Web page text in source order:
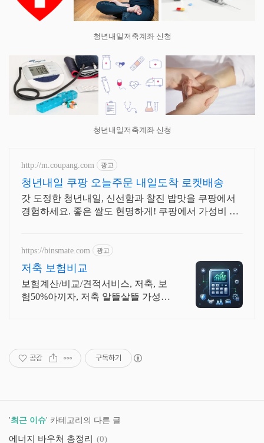
청년내일저축계좌 신청
청년내일저축계좌 신청
http://m.coupang.com 광고
청년내일 쿠팡 오늘주문 내일도착 로켓배송
갓 도정한 청년내일, 신선함과 찰진 밥맛을 쿠팡에서
경험하세요. 좋은 쌀도 현명하게! 쿠팡에서 가성비 좋
https://binsmate.com 광고
저축 보험비교
보험계산/비교/견적서비스, 저축, 보
험50%아끼자, 저축 알뜰살뜰 가성비
공감 구독하기
'최근 이슈' 카테고리의 다른 글
에너지 바우처 총정리 (0)